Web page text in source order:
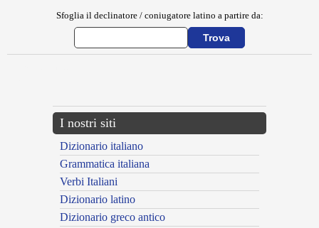
Sfoglia il declinatore / coniugatore latino a partire da:
I nostri siti
Dizionario italiano
Grammatica italiana
Verbi Italiani
Dizionario latino
Dizionario greco antico